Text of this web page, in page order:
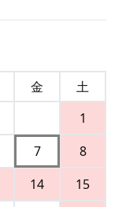
金
土
1
7
8
14
15